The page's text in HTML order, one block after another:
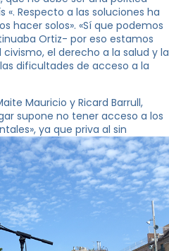
«. Respecto a las soluciones ha
hacer solos». «Sí que podemos
Ortiz- por eso estamos
el derecho a la salud y la
dificultades de acceso a la
Mauricio y Ricard Barrull,
supone no tener acceso a los
ya que priva al sin